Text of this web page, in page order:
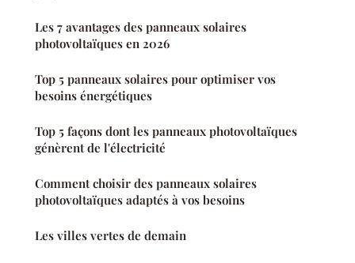
Les 7 avantages des panneaux solaires
photovoltaïques en 2026
Top 5 panneaux solaires pour optimiser vos
besoins énergétiques
Top 5 façons dont les panneaux photovoltaïques
génèrent de l'électricité
Comment choisir des panneaux solaires
photovoltaïques adaptés à vos besoins
Les villes vertes de demain